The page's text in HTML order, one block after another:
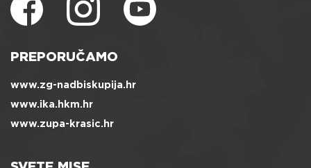
PREPORUČAMO
www.zg-nadbiskupija.hr
www.ika.hkm.hr
www.zupa-krasic.hr